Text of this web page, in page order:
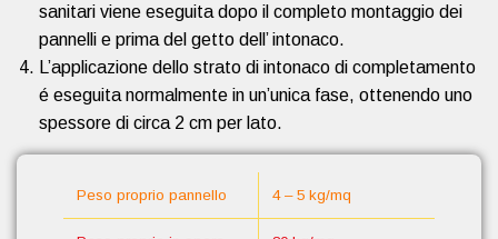
sanitari viene eseguita dopo il completo montaggio dei
pannelli e prima del getto dell’ intonaco.
L’applicazione dello strato di intonaco di completamento
é eseguita normalmente in un’unica fase, ottenendo uno
spessore di circa 2 cm per lato.
Peso proprio pannello 4 – 5 kg/mq